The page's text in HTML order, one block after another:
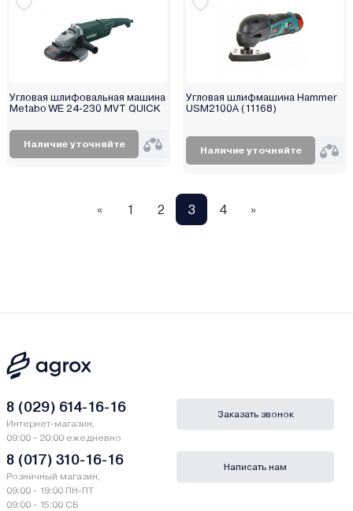
Угловая шлифовальная машина
Metabo WE 24-230 MVT QUICK
Наличие уточняйте
Угловая шлифмашина Hammer
USM2100A (11168)
Наличие уточняйте
« 1 2 3 4 »
8 (029) 614-16-16
Интернет-магазин,
09:00 - 20:00 ежедневно
8 (017) 310-16-16
Розничный магазин,
09:00 - 19:00 ПН-ПТ
09:00 - 15:00 СБ
Заказать звонок
Написать нам